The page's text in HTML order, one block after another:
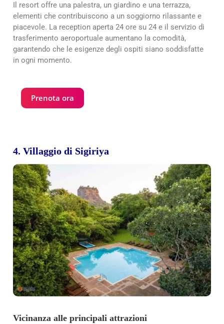
Il resort offre una palestra, un giardino e una terrazza,
elementi che contribuiscono a un soggiorno rilassante e
piacevole. La reception aperta 24 ore su 24 e il servizio di
trasferimento aeroportuale aumentano la comodità,
garantendo che le esigenze degli ospiti siano soddisfatte
in ogni momento.
Prenota ora
4. Villaggio di Sigiriya
Vicinanza alle principali attrazioni